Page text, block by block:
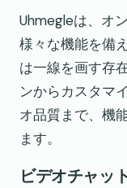
Uhmegleは、オ
様々な機能を備
は一線を画す存
ンからカスタマ
オ品質まで、機
ます。
ビデオチャッ